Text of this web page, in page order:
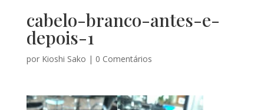
cabelo-branco-antes-e-
depois-1
por Kioshi Sako | 0 Comentários